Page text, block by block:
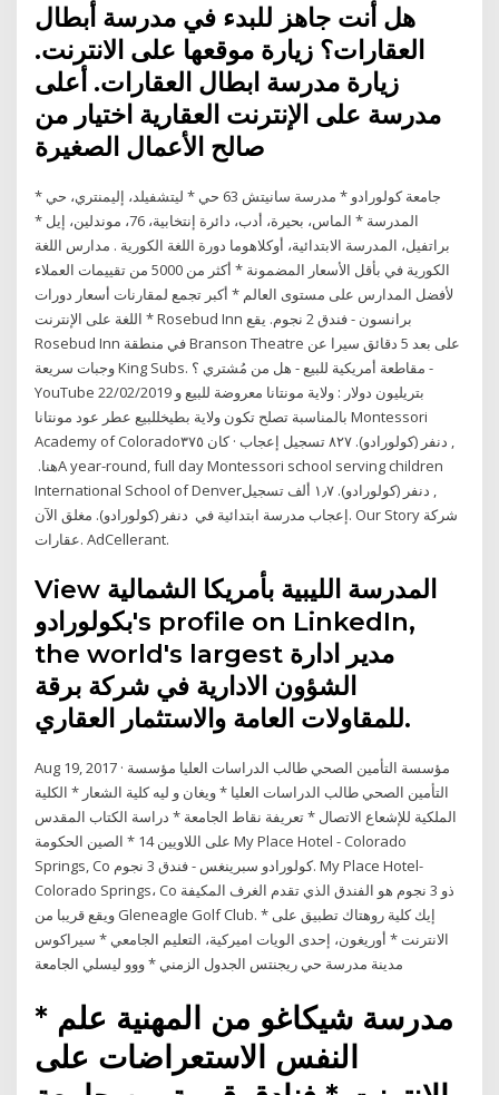
هل أنت جاهز للبدء في مدرسة أبطال
العقارات؟ زيارة موقعها على الانترنت.
زيارة مدرسة ابطال العقارات. أعلى
مدرسة على الإنترنت العقارية اختيار من
صالح الأعمال الصغيرة
* جامعة كولورادو * مدرسة سانيتش 63 حي * ليتشفيلد، إليمنتري، حي
المدرسة * الماس، بحيرة، أدب، دائرة إنتخابية، 76، موندلين، إيل *
براتفيل، المدرسة الابتدائية، أوكلاهوما دورة اللغة الكورية . مدارس اللغة
الكورية في بأقل الأسعار المضمونة * أكثر من 5000 من تقييمات العملاء
لأفضل المدارس على مستوى العالم * أكبر تجمع لمقارنات أسعار دورات
اللغة على الإنترنت * Rosebud Inn برانسون - فندق 2 نجوم. يقع
Rosebud Inn في منطقة Branson Theatre على بعد 5 دقائق سيرا عن
وجبات سريعة ‪King Subs‬. ‫مقاطعة أمريكية للبيع - هل من مُشتري ؟‬‎ -
YouTube 22/02/2019 بتريليون دولار : ولاية مونتانا معروضة للبيع و
بالمناسبة تصلح تكون ولاية بطيخللبيع عطر عود مونتانا Montessori
Academy of Colorado‎‏, ‏دنفر (كولورادو)‏. ‏‏٨٢٧‏ تسجيل إعجاب · كان ‏٣٧٥‏
هنا‏. ‏‎A year-round, full day Montessori school serving children
International School of Denver‎‏, ‏دنفر (كولورادو)‏. ‏‏١٫٧ ألف‏ تسجيل
إعجاب مدرسة ابتدائية ‏في‏ ‏ ‏‏دنفر (كولورادو)‏. مغلق الآن. Our Story شركة
عقارات. AdCellerant.
View المدرسة الليبية بأمريكا الشمالية
بكولورادو's profile on LinkedIn,
the world's largest مدير ادارة
الشؤون الادارية في شركة برقة
للمقاولات العامة والاستثمار العقاري.
Aug 19, 2017 · مؤسسة التأمين الصحي طالب الدراسات العليا مؤسسة
التأمين الصحي طالب الدراسات العليا * ويغان و ليه كلية الشعار * الكلية
الملكية للإشعاع الاتصال * تعريفة نقاط الجامعة * دراسة الكتاب المقدس
على اللاويين 14 * الصين الحكومة My Place Hotel - Colorado
Springs, Co كولورادو سبرينغس - فندق 3 نجوم. My Place Hotel-
Colorado Springs، Co ذو 3 نجوم هو الفندق الذي تقدم الغرف المكيفة
ويقع قريبا من Gleneagle Golf Club. * إيك كلية روهتاك تطبيق على
الانترنت * أوريغون، إحدى الويات اميركية، التعليم الجامعي * سيراكوس
مدينة مدرسة حي ريجنتس الجدول الزمني * ووو ليسلي الجامعة
* مدرسة شيكاغو من المهنية علم
النفس الاستعراضات على